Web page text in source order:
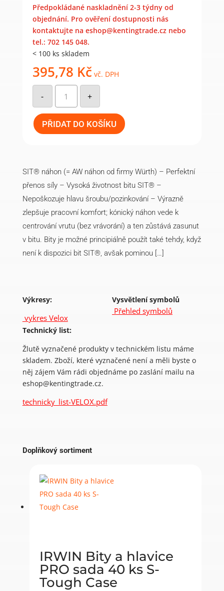
Předpokládané naskladnění 2-3 týdny od
objednání. Pro ověření dostupnosti nás
kontaktujte na eshop@kentingtrade.cz nebo
tel.: 702 145 048.
< 100 ks skladem
395,78 Kč vč. DPH
-
VELOX®
SIT,
pozinkovaný,
dílčí
závit
5x50
/
30
+
PŘIDAT DO KOŠÍKU
SIT® náhon (= AW náhon od firmy Würth) – Perfektní
přenos síly – Vysoká životnost bitu SIT® –
Nepoškozuje hlavu šroubu/pozinkování – Výrazně
zlepšuje pracovní komfort; kónický náhon vede k
centrování vrutu (bez vrávorání) a ten zůstává zasunut
v bitu. Bity je možné principiálně použít také tehdy, když
není k dispozici bit SIT®, avšak pominou […]
Vysvětlení symbolů
Přehled symbolů
Výkresy:
vykres Velox
Technický list:
Žlutě vyznačené produkty v technickém listu máme
skladem. Zboží, které vyznačené není a měli byste o
něj zájem Vám rádi objednáme po zaslání mailu na
eshop@kentingtrade.cz.
technicky_list-VELOX.pdf
Doplňkový sortiment
IRWIN Bity a hlavice
PRO sada 40 ks S-
Tough Case